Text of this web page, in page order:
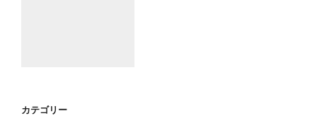
カテゴリー